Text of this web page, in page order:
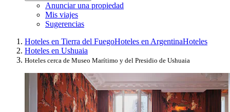
Anunciar una propiedad
Mis viajes
Sugerencias
Hoteles en Tierra del FuegoHoteles en ArgentinaHoteles
Hoteles en Ushuaia
Hoteles cerca de Museo Marítimo y del Presidio de Ushuaia